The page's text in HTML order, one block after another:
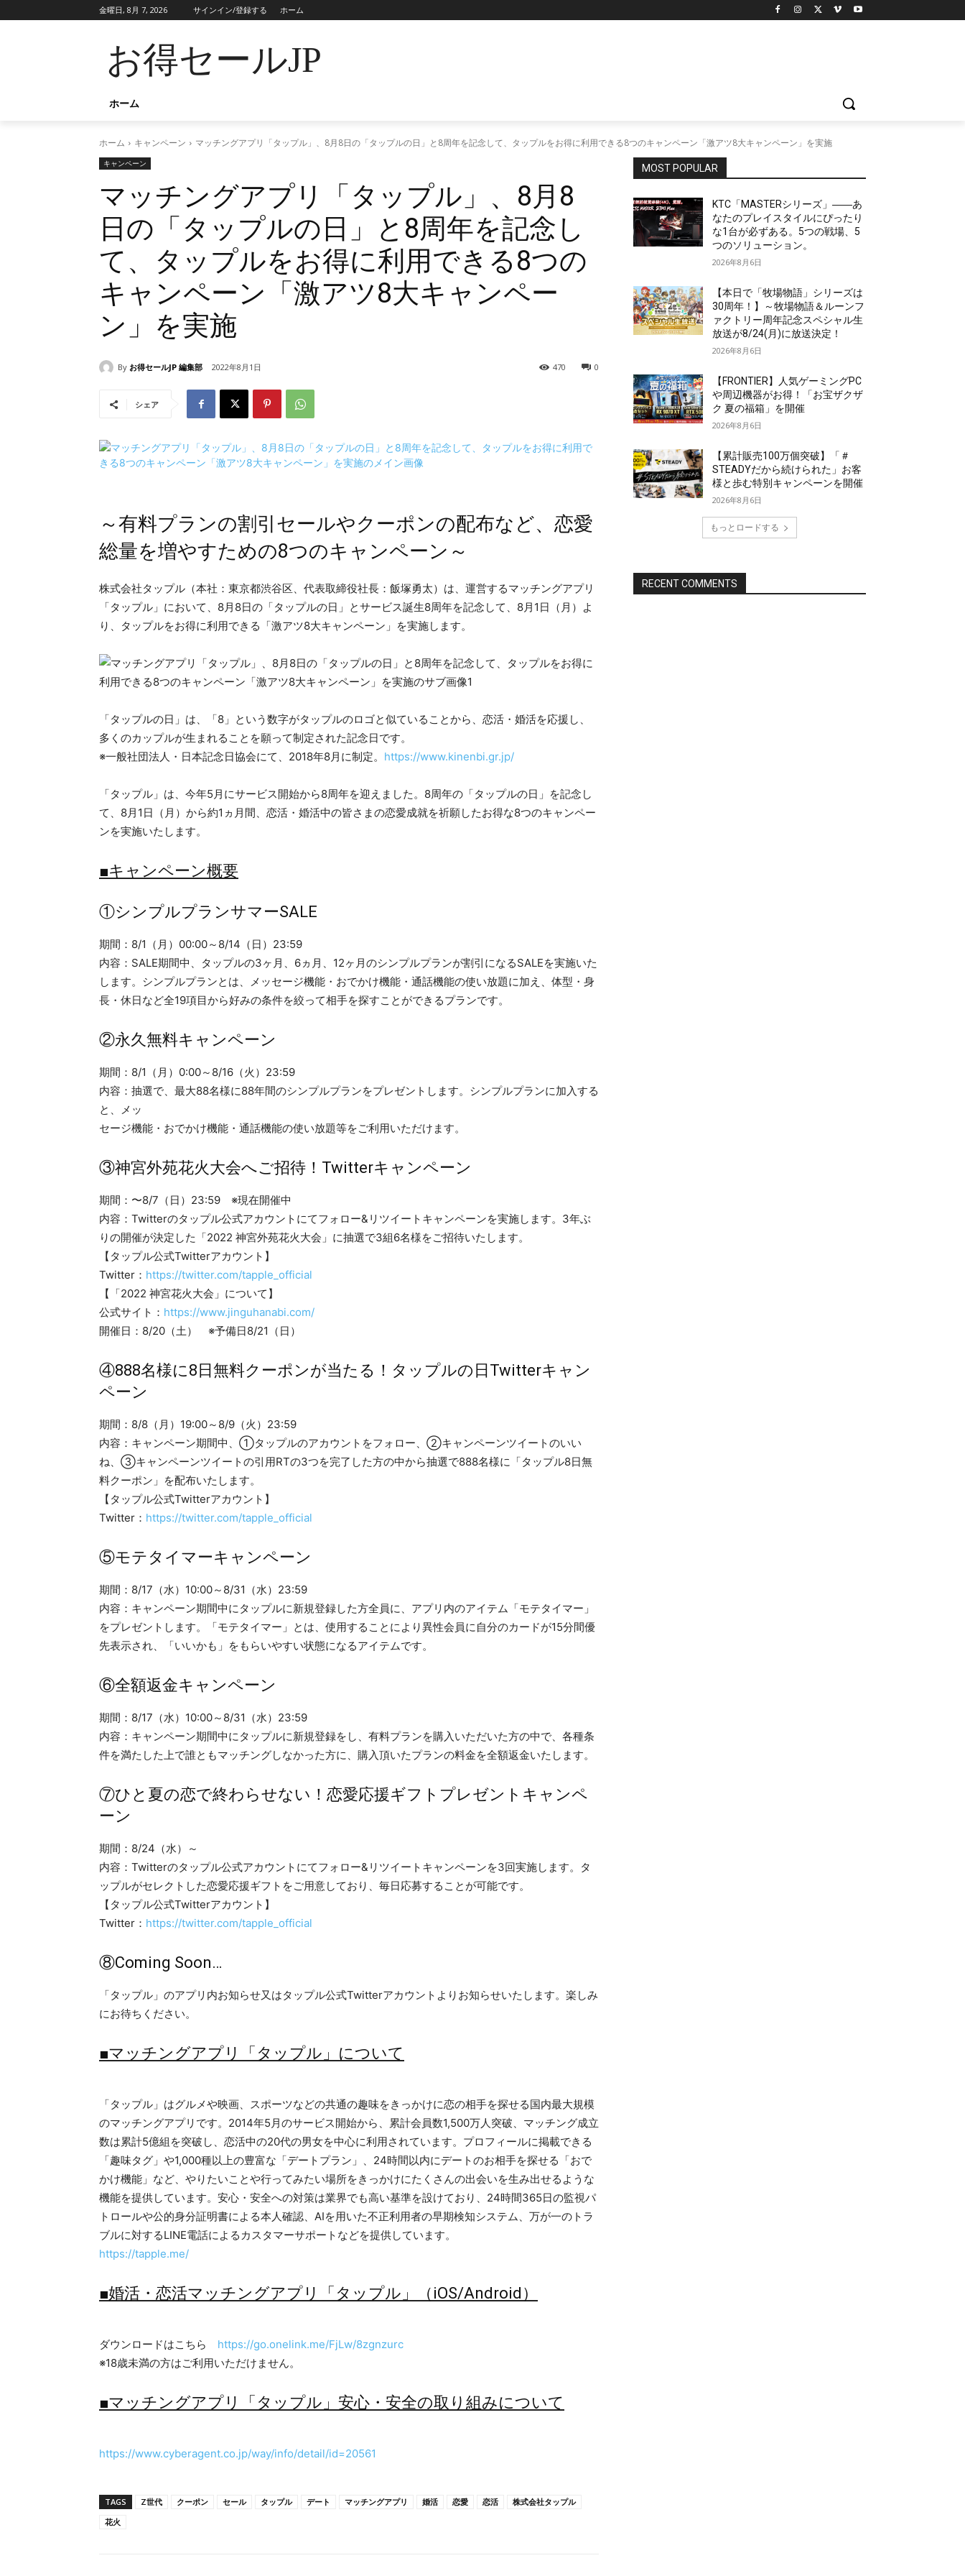
金曜日, 8月 7, 2026 サインイン/登録する ホーム
お得セールJP
ホーム
ホーム キャンペーン マッチングアプリ「タップル」、8月8日の「タップルの日」と8周年を記念して、タップルをお得に利用できる8つのキャンペーン「激アツ8大キャンペーン」を実施
キャンペーン
マッチングアプリ「タップル」、8月8
日の「タップルの日」と8周年を記念し
て、タップルをお得に利用できる8つの
キャンペーン「激アツ8大キャンペー
ン」を実施
By お得セールJP 編集部 2022年8月1日 0
470
シェア
～有料プランの割引セールやクーポンの配布など、恋愛
総量を増やすための8つのキャンペーン～
株式会社タップル（本社：東京都渋谷区、代表取締役社長：飯塚勇太）は、運営するマッチングアプリ
「タップル」において、8月8日の「タップルの日」とサービス誕生8周年を記念して、8月1日（月）よ
り、タップルをお得に利用できる「激アツ8大キャンペーン」を実施します。
「タップルの日」は、「8」という数字がタップルのロゴと似ていることから、恋活・婚活を応援し、
多くのカップルが生まれることを願って制定された記念日です。
※一般社団法人・日本記念日協会にて、2018年8月に制定。 https://www.kinenbi.gr.jp/
「タップル」は、今年5月にサービス開始から8周年を迎えました。8周年の「タップルの日」を記念し
て、8月1日（月）から約1ヵ月間、恋活・婚活中の皆さまの恋愛成就を祈願したお得な8つのキャンペー
ンを実施いたします。
■キャンペーン概要
①シンプルプランサマーSALE
期間：8/1（月）00:00～8/14（日）23:59
内容：SALE期間中、タップルの3ヶ月、6ヵ月、12ヶ月のシンプルプランが割引になるSALEを実施いた
します。シンプルプランとは、メッセージ機能・おでかけ機能・通話機能の使い放題に加え、体型・身
長・休日など全19項目から好みの条件を絞って相手を探すことができるプランです。
②永久無料キャンペーン
期間：8/1（月）0:00～8/16（火）23:59
内容：抽選で、最大88名様に88年間のシンプルプランをプレゼントします。シンプルプランに加入する
と、メッ
セージ機能・おでかけ機能・通話機能の使い放題等をご利用いただけます。
③神宮外苑花火大会へご招待！Twitterキャンペーン
期間：〜8/7（日）23:59 ※現在開催中
内容：Twitterのタップル公式アカウントにてフォロー&リツイートキャンペーンを実施します。3年ぶ
りの開催が決定した「2022 神宮外苑花火大会」に抽選で3組6名様をご招待いたします。
【タップル公式Twitterアカウント】
Twitter： https://twitter.com/tapple_official
【「2022 神宮花火大会」について】
公式サイト： https://www.jinguhanabi.com/
開催日：8/20（土） ※予備日8/21（日）
④888名様に8日無料クーポンが当たる！タップルの日Twitterキャン
ペーン
期間：8/8（月）19:00～8/9（火）23:59
内容：キャンペーン期間中、①タップルのアカウントをフォロー、②キャンペーンツイートのいい
ね、③キャンペーンツイートの引用RTの3つを完了した方の中から抽選で888名様に「タップル8日無
料クーポン」を配布いたします。
【タップル公式Twitterアカウント】
Twitter： https://twitter.com/tapple_official
⑤モテタイマーキャンペーン
期間：8/17（水）10:00～8/31（水）23:59
内容：キャンペーン期間中にタップルに新規登録した方全員に、アプリ内のアイテム「モテタイマー」
をプレゼントします。「モテタイマー」とは、使用することにより異性会員に自分のカードが15分間優
先表示され、「いいかも」をもらいやすい状態になるアイテムです。
⑥全額返金キャンペーン
期間：8/17（水）10:00～8/31（水）23:59
内容：キャンペーン期間中にタップルに新規登録をし、有料プランを購入いただいた方の中で、各種条
件を満たした上で誰ともマッチングしなかった方に、購入頂いたプランの料金を全額返金いたします。
⑦ひと夏の恋で終わらせない！恋愛応援ギフトプレゼントキャンペ
ーン
期間：8/24（水）～
内容：Twitterのタップル公式アカウントにてフォロー&リツイートキャンペーンを3回実施します。タ
ップルがセレクトした恋愛応援ギフトをご用意しており、毎日応募することが可能です。
【タップル公式Twitterアカウント】
Twitter： https://twitter.com/tapple_official
⑧Coming Soon…
「タップル」のアプリ内お知らせ又はタップル公式Twitterアカウントよりお知らせいたします。楽しみ
にお待ちください。
■マッチングアプリ「タップル」について
「タップル」はグルメや映画、スポーツなどの共通の趣味をきっかけに恋の相手を探せる国内最大規模
のマッチングアプリです。2014年5月のサービス開始から、累計会員数1,500万人突破、マッチング成立
数は累計5億組を突破し、恋活中の20代の男女を中心に利用されています。プロフィールに掲載できる
「趣味タグ」や1,000種以上の豊富な「デートプラン」、24時間以内にデートのお相手を探せる「おで
かけ機能」など、やりたいことや行ってみたい場所をきっかけにたくさんの出会いを生み出せるような
機能を提供しています。安心・安全への対策は業界でも高い基準を設けており、24時間365日の監視パ
トロールや公的身分証明書による本人確認、AIを用いた不正利用者の早期検知システム、万が一のトラ
ブルに対するLINE電話によるカスタマーサポートなどを提供しています。
https://tapple.me/
■婚活・恋活マッチングアプリ「タップル」（iOS/Android）
ダウンロードはこちら https://go.onelink.me/FjLw/8zgnzurc
※18歳未満の方はご利用いただけません。
■マッチングアプリ「タップル」安心・安全の取り組みについて
https://www.cyberagent.co.jp/way/info/detail/id=20561
TAGS Z世代 クーポン セール タップル デート マッチングアプリ 婚活 恋愛 恋活
株式会社タップル
花火
MOST POPULAR
KTC「MASTERシリーズ」――あ
なたのプレイスタイルにぴったり
な1台が必ずある。5つの戦場、5
つのソリューション。
2026年8月6日
【本日で「牧場物語」シリーズは
30周年！】～牧場物語＆ルーンフ
ァクトリー周年記念スペシャル生
放送が8/24(月)に放送決定！
2026年8月6日
【FRONTIER】人気ゲーミングPC
や周辺機器がお得！「お宝ザクザ
ク 夏の福箱」を開催
2026年8月6日
【累計販売100万個突破】「＃
STEADYだから続けられた」お客
様と歩む特別キャンペーンを開催
2026年8月6日
もっとロードする
RECENT COMMENTS